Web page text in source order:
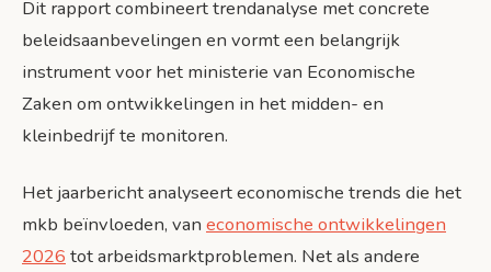
Dit rapport combineert trendanalyse met concrete
beleidsaanbevelingen en vormt een belangrijk
instrument voor het ministerie van Economische
Zaken om ontwikkelingen in het midden- en
kleinbedrijf te monitoren.
Het jaarbericht analyseert economische trends die het
mkb beïnvloeden, van economische ontwikkelingen
2026 tot arbeidsmarktproblemen. Net als andere